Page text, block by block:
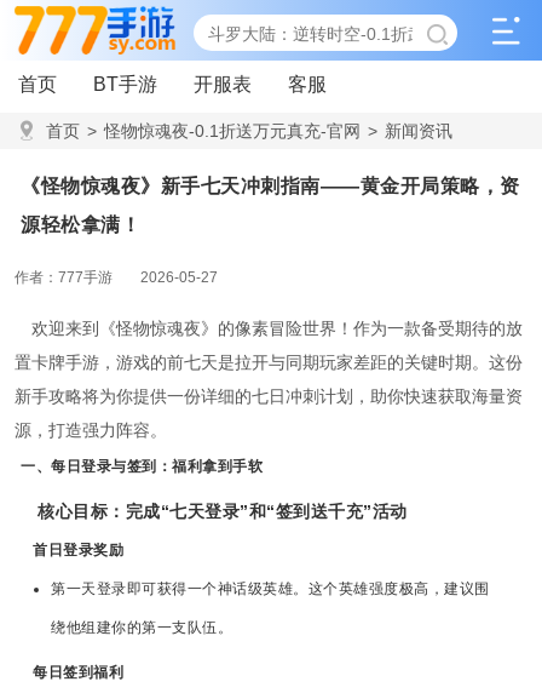
首页 BT手游 开服表 客服
首页 > 怪物惊魂夜-0.1折送万元真充-官网 > 新闻资讯
《怪物惊魂夜》新手七天冲刺指南——黄金开局策略，资
源轻松拿满！
作者：777手游 2026-05-27
欢迎来到《怪物惊魂夜》的像素冒险世界！作为一款备受期待的放
置卡牌手游，游戏的前七天是拉开与同期玩家差距的关键时期。这份
新手攻略将为你提供一份详细的七日冲刺计划，助你快速获取海量资
源，打造强力阵容。
一、每日登录与签到：福利拿到手软
核心目标：完成“七天登录”和“签到送千充”活动
首日登录奖励
第一天登录即可获得一个神话级英雄。这个英雄强度极高，建议围
绕他组建你的第一支队伍。
每日签到福利